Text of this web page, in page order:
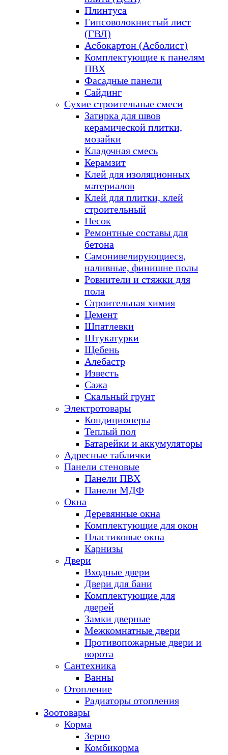
Плинтуса
Гипсоволокнистый лист
(ГВЛ)
Асбокартон (Асболист)
Комплектующие к панелям
ПВХ
Фасадные панели
Сайдинг
Сухие строительные смеси
Затирка для швов
керамической плитки,
мозайки
Кладочная смесь
Керамзит
Клей для изоляционных
материалов
Клей для плитки, клей
строительный
Песок
Ремонтные составы для
бетона
Самонивелирующиеся,
наливные, финишне полы
Ровнители и стяжки для
пола
Строительная химия
Цемент
Шпатлевки
Штукатурки
Щебень
Алебастр
Известь
Сажа
Скальный грунт
Электротовары
Кондиционеры
Теплый пол
Батарейки и аккумуляторы
Адресные таблички
Панели стеновые
Панели ПВХ
Панели МДФ
Окна
Деревянные окна
Комплектующие для окон
Пластиковые окна
Карнизы
Двери
Входные двери
Двери для бани
Комплектующие для
дверей
Замки дверные
Межкомнатные двери
Противопожарные двери и
ворота
Сантехника
Ванны
Отопление
Радиаторы отопления
Зоотовары
Корма
Зерно
Комбикорма